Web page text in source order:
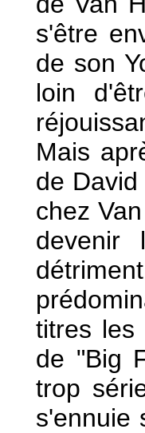
s'être
de son
loin
Mais
de
chez
devenir
titres les
de "Big
trop
s'ennuie